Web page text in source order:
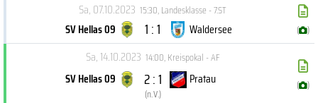
Sa, 07.10.2023 15:30,Landesklasse - 7.ST
SV Hellas 09 1 : 1 Waldersee ( )
Sa, 14.10.2023 14:00,Kreispokal - AF
SV Hellas 09 2 : 1
(n.V.)
Pratau ( )